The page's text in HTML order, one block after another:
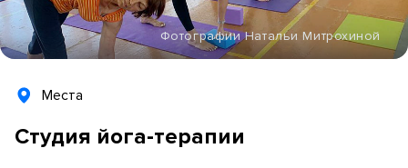
Фотографии Натальи Митрохиной
Места
Студия йога-терапии